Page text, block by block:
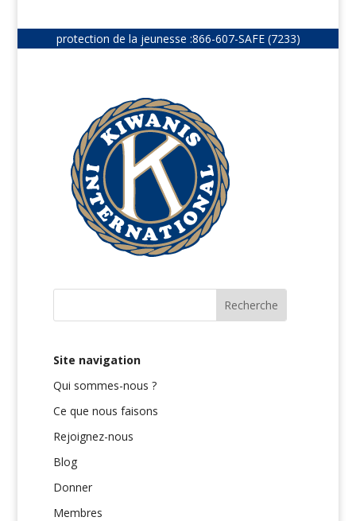
protection de la jeunesse :866-607-SAFE (7233)
Site navigation
Qui sommes-nous ?
Ce que nous faisons
Rejoignez-nous
Blog
Donner
Membres